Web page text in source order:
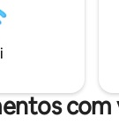
para explorar
A apenas 15-
do centro da
de trem. Além